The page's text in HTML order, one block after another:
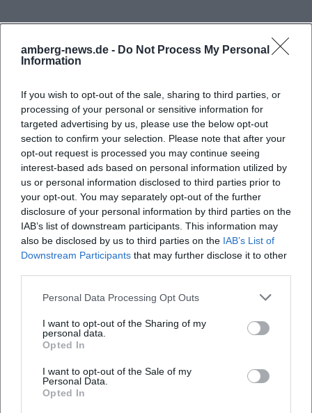
amberg-news.de - Do Not Process My Personal
Information
If you wish to opt-out of the sale, sharing to third parties, or
processing of your personal or sensitive information for
targeted advertising by us, please use the below opt-out
section to confirm your selection. Please note that after your
opt-out request is processed you may continue seeing
interest-based ads based on personal information utilized by
us or personal information disclosed to third parties prior to
your opt-out. You may separately opt-out of the further
disclosure of your personal information by third parties on the
IAB’s list of downstream participants. This information may
also be disclosed by us to third parties on the IAB’s List of
Downstream Participants that may further disclose it to other
Personal Data Processing Opt Outs
I want to opt-out of the Sharing of my
personal data.
Opted In
I want to opt-out of the Sale of my
Personal Data.
Opted In
Zum 50-jährigen Bestehen berichtete die
Gemeinde Hahnbach, dass es zwar schon 1954 eine
nicht zustande kam. Erst mit Unterstützung aus
dem Ort und aus dem schulischen Umfeld wurde
der Verein schließlich gegründet. Auf der
Vereinsseite wird die Jahreszahl 1974 bis heute
prominent getragen, und das Jubiläum im Jahr
2024 wurde im kommunalen Bericht sichtbar
gefeiert. Dort ist auch von 33
Gründungsmitgliedern die Rede, die gemeinsam
mit Ehrengästen den runden Geburtstag
sondern aus langfristigem bürgerschaftlichem
Engagement. Genau darin liegt ein großer Teil der
Ausstrahlung des Sportheims: Es ist nicht nur
Sportadresse, sondern ein Ort, an dem lokale
Geschichte lebendig bleibt. ([hahnbach.de]
Häufig gestellte Fragen
Wo liegt das Sportheim Ursulapoppenricht?
Wie viele Plätze hat der Sportplatz
Welche Sparten bieten die Sportfreunde
Ursulapoppenricht an?